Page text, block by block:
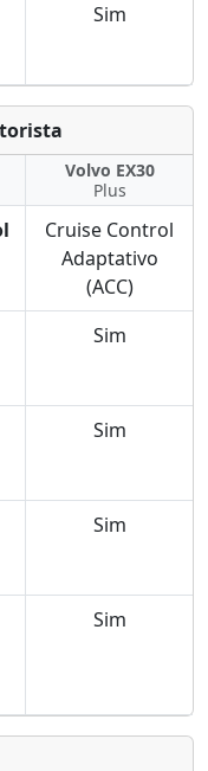
Sim
Volvo EX30
Plus
Cruise Control
Adaptativo
(ACC)
Sim
Sim
Sim
Sim